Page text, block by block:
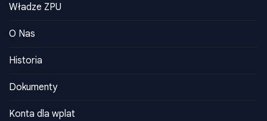
Władze ZPU
O Nas
Historia
Dokumenty
Konta dla wplat